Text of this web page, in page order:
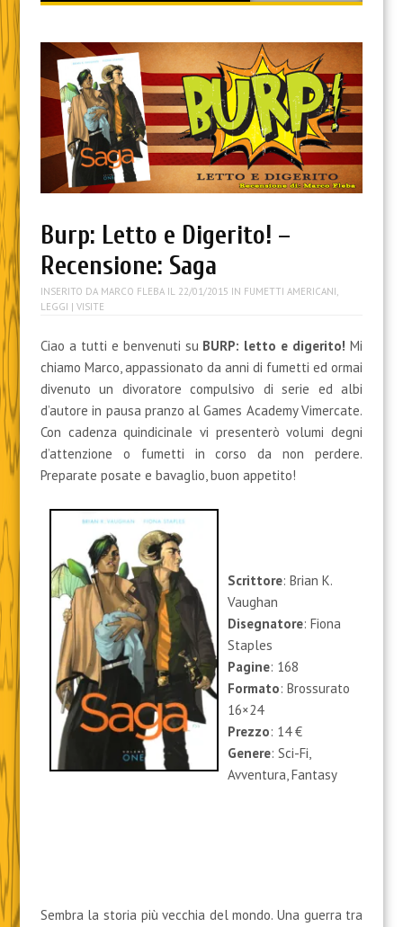
content
Burp: Letto e Digerito! –
Recensione: Saga
INSERITO DA MARCO FLEBAIL 22/01/2015 IN FUMETTI AMERICANI
LEGGI | VISITE
Ciao a tutti e benvenuti su BURP: letto e digerito! Mi
chiamo Marco, appassionato da anni di fumetti ed ormai
divenuto un divoratore compulsivo di serie ed albi
d’autore in pausa pranzo al Games Academy Vimercate.
Con cadenza quindicinale vi presenterò volumi degni
d’attenzione o fumetti in corso da non perdere.
Preparate posate e bavaglio, buon appetito!
Scrittore: Brian K.
Vaughan
Disegnatore: Fiona
Staples
Pagine: 168
Formato: Brossurato
16×24
Prezzo: 14 €
Genere: Sci-Fi,
Avventura, Fantasy
Sembra la storia più vecchia del mondo. Una guerra tra